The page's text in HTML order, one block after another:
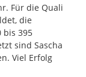
Für die Quali
die
bis 395
sind Sascha
Viel Erfolg